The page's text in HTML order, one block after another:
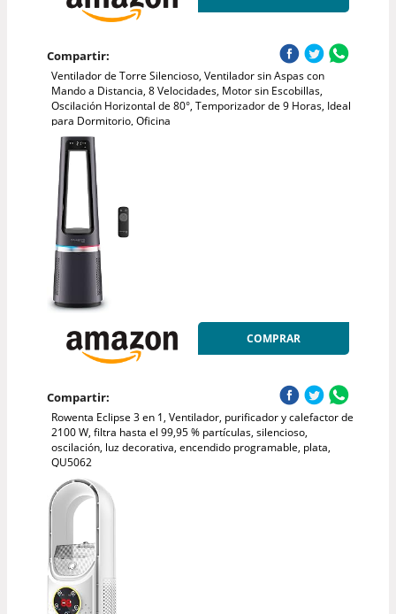
Compartir:
Ventilador de Torre Silencioso, Ventilador sin Aspas con
Mando a Distancia, 8 Velocidades, Motor sin Escobillas,
Oscilación Horizontal de 80°, Temporizador de 9 Horas, Ideal
para Dormitorio, Oficina
COMPRAR
Compartir:
Rowenta Eclipse 3 en 1, Ventilador, purificador y calefactor de
2100 W, filtra hasta el 99,95 % partículas, silencioso,
oscilación, luz decorativa, encendido programable, plata,
QU5062